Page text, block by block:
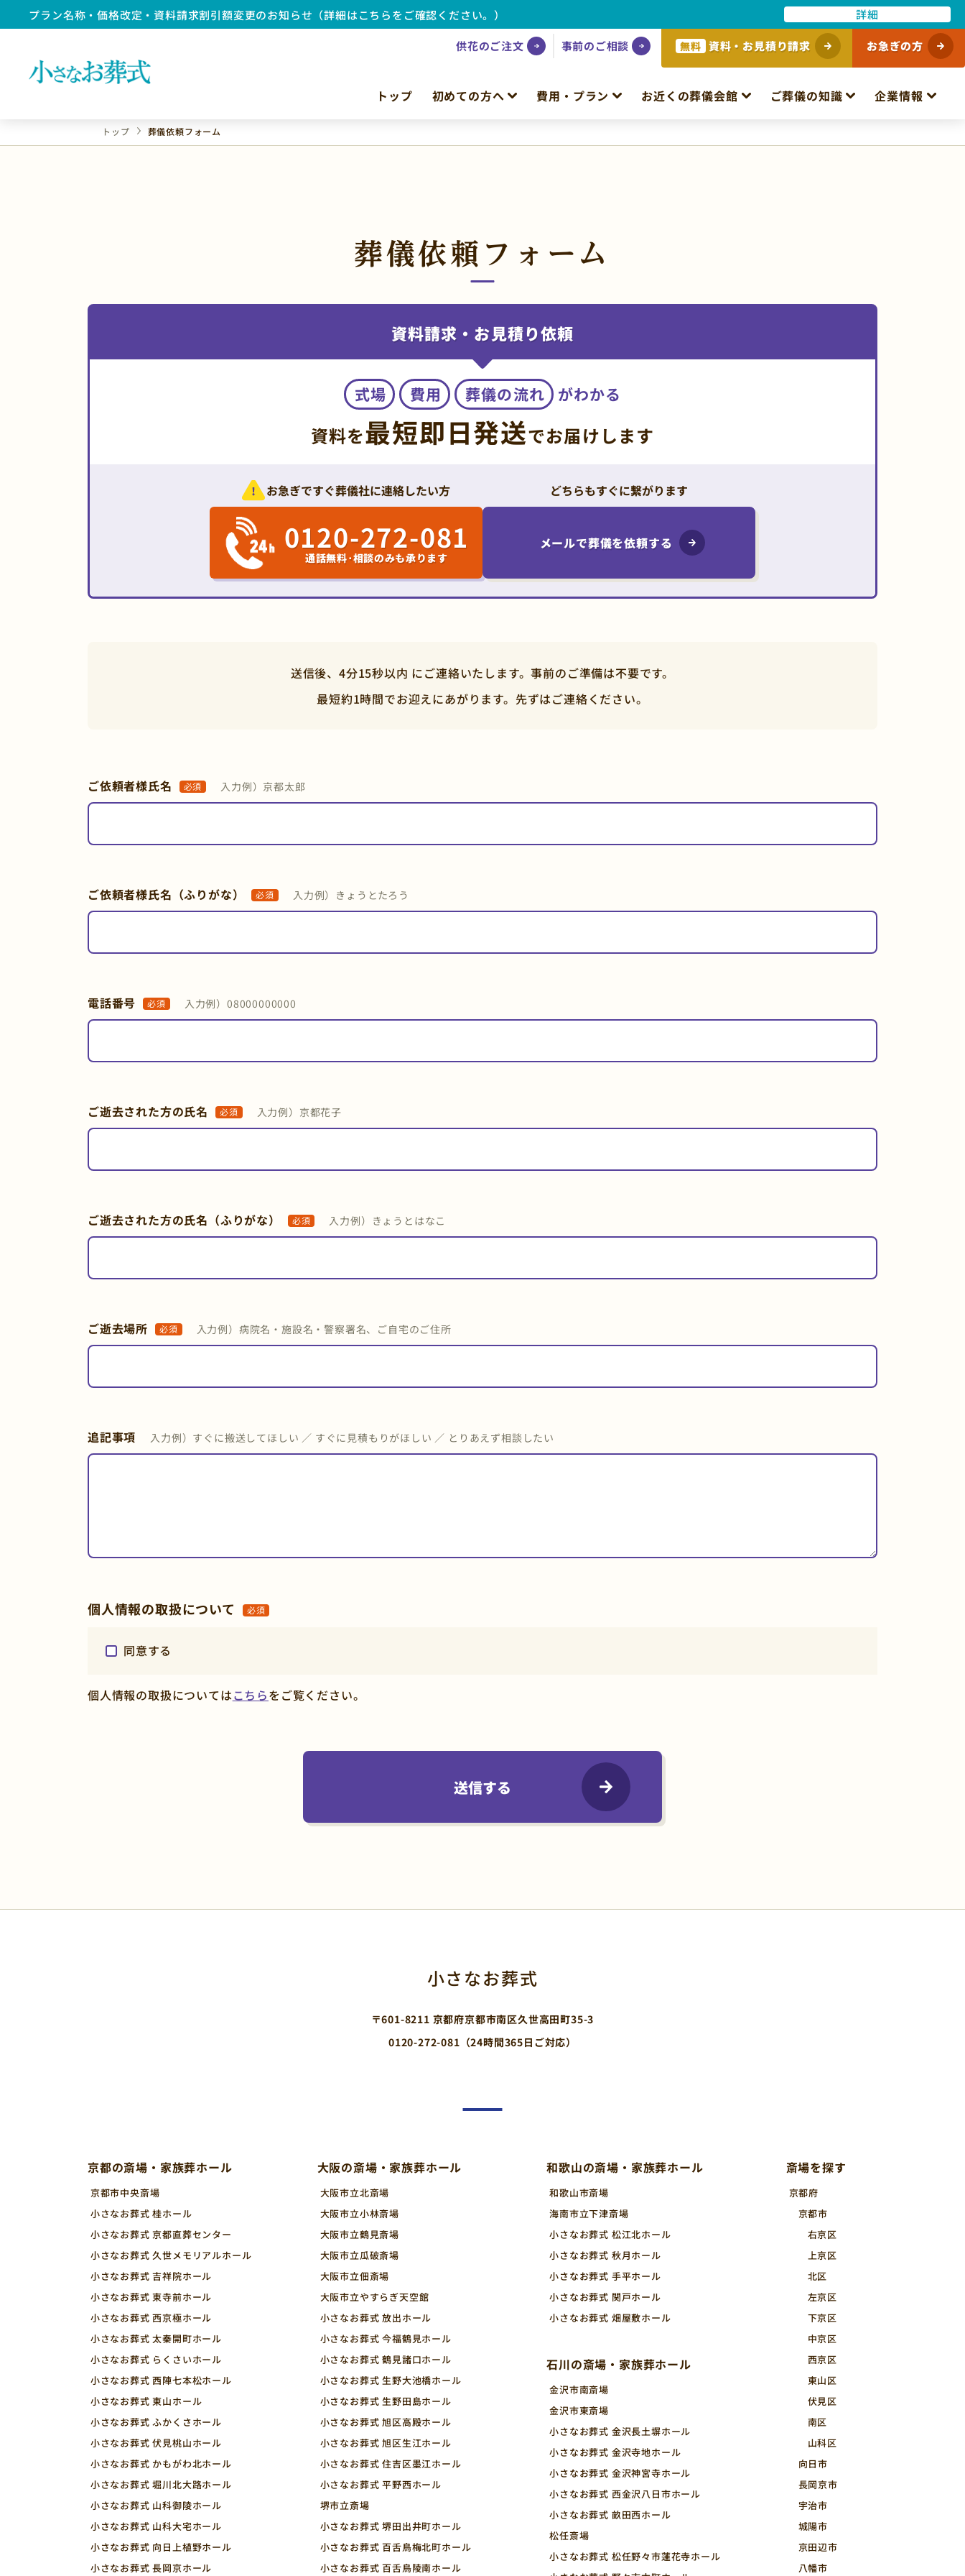
プラン名称・価格改定・資料請求割引額変更のお知らせ（詳細はこちらをご確認ください。） 詳細
供花のご注文 事前のご相談 無料 資料・お見積り請求 お急ぎの方
トップ 初めての方へ 費用・プラン お近くの葬儀会館 ご葬儀の知識 企業情報
トップ 葬儀依頼フォーム
葬儀依頼フォーム
資料請求・お見積り依頼
式場 費用 葬儀の流れ がわかる
資料を最短即日発送でお届けします
お急ぎですぐ葬儀社に連絡したい方
0120-272-081
通話無料･相談のみも承ります
どちらもすぐに繋がります
メールで葬儀を依頼する
送信後、4分15秒以内 にご連絡いたします。事前のご準備は不要です。
最短約1時間でお迎えにあがります。先ずはご連絡ください。
ご依頼者様氏名 必須 入力例）京都太郎
ご依頼者様氏名（ふりがな） 必須 入力例）きょうとたろう
電話番号 必須 入力例）08000000000
ご逝去された方の氏名 必須 入力例）京都花子
ご逝去された方の氏名（ふりがな） 必須 入力例）きょうとはなこ
ご逝去場所 必須 入力例）病院名・施設名・警察署名、ご自宅のご住所
追記事項 入力例）すぐに搬送してほしい ／ すぐに見積もりがほしい ／ とりあえず相談したい
個人情報の取扱について 必須
同意する
個人情報の取扱についてはこちらをご覧ください。
送信する
小さなお葬式
〒601-8211 京都府京都市南区久世高田町35-3
0120-272-081 （24時間365日ご対応）
京都の斎場・家族葬ホール
京都市中央斎場
小さなお葬式 桂ホール
小さなお葬式 京都直葬センター
小さなお葬式 久世メモリアルホール
小さなお葬式 吉祥院ホール
小さなお葬式 東寺前ホール
小さなお葬式 西京極ホール
小さなお葬式 太秦開町ホール
小さなお葬式 らくさいホール
小さなお葬式 西陣七本松ホール
小さなお葬式 東山ホール
小さなお葬式 ふかくさホール
小さなお葬式 伏見桃山ホール
小さなお葬式 かもがわ北ホール
小さなお葬式 堀川北大路ホール
小さなお葬式 山科御陵ホール
小さなお葬式 山科大宅ホール
小さなお葬式 向日上植野ホール
小さなお葬式 長岡京ホール
大阪の斎場・家族葬ホール
大阪市立北斎場
大阪市立小林斎場
大阪市立鶴見斎場
大阪市立瓜破斎場
大阪市立佃斎場
大阪市立やすらぎ天空館
小さなお葬式 放出ホール
小さなお葬式 今福鶴見ホール
小さなお葬式 鶴見諸口ホール
小さなお葬式 生野大池橋ホール
小さなお葬式 生野田島ホール
小さなお葬式 旭区高殿ホール
小さなお葬式 旭区生江ホール
小さなお葬式 住吉区墨江ホール
小さなお葬式 平野西ホール
堺市立斎場
小さなお葬式 堺田出井町ホール
小さなお葬式 百舌鳥梅北町ホール
小さなお葬式 百舌鳥陵南ホール
和歌山の斎場・家族葬ホール
和歌山市斎場
海南市立下津斎場
小さなお葬式 松江北ホール
小さなお葬式 秋月ホール
小さなお葬式 手平ホール
小さなお葬式 関戸ホール
小さなお葬式 畑屋敷ホール
石川の斎場・家族葬ホール
金沢市南斎場
金沢市東斎場
小さなお葬式 金沢長土塀ホール
小さなお葬式 金沢寺地ホール
小さなお葬式 金沢神宮寺ホール
小さなお葬式 西金沢八日市ホール
小さなお葬式 畝田西ホール
松任斎場
小さなお葬式 松任野々市蓮花寺ホール
斎場を探す
京都府
京都市
右京区
上京区
北区
左京区
下京区
中京区
西京区
東山区
伏見区
南区
山科区
向日市
長岡京市
宇治市
城陽市
京田辺市
八幡市